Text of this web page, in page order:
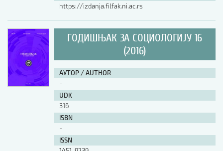
https://izdanja.filfak.ni.ac.rs
ГОДИШЊАК ЗА СОЦИОЛОГИЈУ 16
(2016)
АУТОР / AUTHOR
-
UDK
316
ISBN
-
ISSN